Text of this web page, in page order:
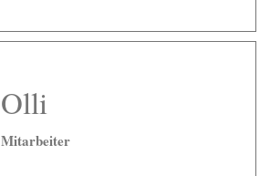
Olli
Mitarbeiter